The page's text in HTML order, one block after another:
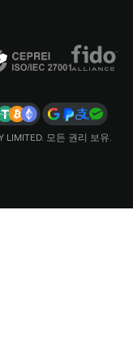
모든 권리 보유.